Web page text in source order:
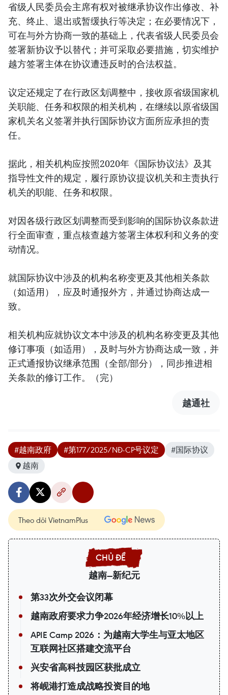
省级人民委员会主席有权对被继承协议作出修改、补
充、终止、退出或暂缓执行等决定；在必要情况下，
可在与外方协商一致的基础上，代表省级人民委员会
签署新协议予以替代；并可采取必要措施，切实维护
越方签署主体在协议遭违反时的合法权益。
议定还规定了在行政区划调整中，接收原省级国家机
关职能、任务和权限的相关机构，在继续以原省级国
家机关名义签署并执行国际协议方面所应承担的责
任。
据此，相关机构应按照2020年《国际协议法》及其
指导性文件的规定，履行原协议提议机关和主责执行
机关的职能、任务和权限。
对因各级行政区划调整而受到影响的国际协议条款进
行全面审查，重点核查越方签署主体权利和义务的变
动情况。
就国际协议中涉及的机构名称变更及其他相关条款
（如适用），应及时通报外方，并通过协商达成一
致。
相关机构应就协议文本中涉及的机构名称变更及其他
修订事项（如适用），及时与外方协商达成一致，并
正式通报协议继承范围（全部/部分），同步推进相
关条款的修订工作。（完）
越通社
#越南政府 #第177/2025/NĐ-CP号议定
#国际协议
越南
Theo dõi VietnamPlus
越南—新纪元
第33次外交会议闭幕
越南政府要求力争2026年经济增长10%以上
APIE Camp 2026：为越南大学生与亚太地区
互联网社区搭建交流平台
兴安省高科技园区获批成立
将岘港打造成战略投资目的地